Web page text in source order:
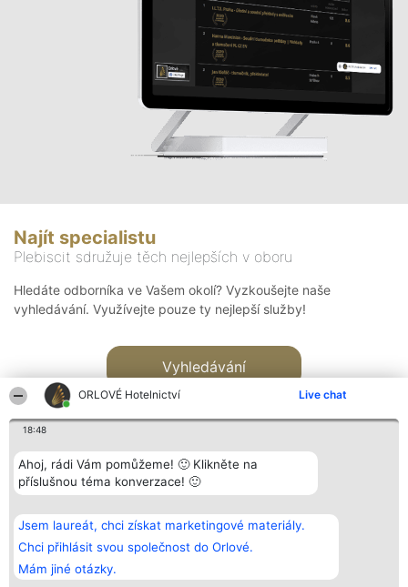
ORLOVÉ Hotelnictví Live chat
18:48
Ahoj, rádi Vám pomůžeme! 🙂 Klikněte na
příslušnou téma konverzace! 🙂
Jsem laureát, chci získat marketingové materiály.
Chci přihlásit svou společnost do Orlové.
Mám jiné otázky.
Najít specialistu
Plebiscit sdružuje těch nejlepších v oboru
Hledáte odborníka ve Vašem okolí? Vyzkoušejte naše
vyhledávání. Využívejte pouze ty nejlepší služby!
Vyhledávání
Bright Side Solutions sp. z o.
o. sp. k.
ul. Ruska 22
Wrocław 50-079
KRS 0000749100 | Regon
381313360 | NIP 8943132676
Vítězové
Seznam všech
laureátů
Zásady
Zásady
Kontakt